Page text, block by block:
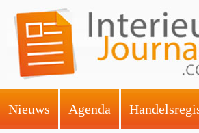
Nieuws Agenda